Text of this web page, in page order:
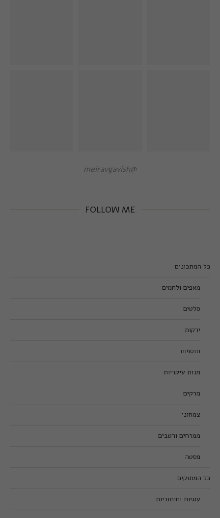
@meiravgavish
FOLLOW ME
כל המתכונים
מאפים ולחמים
סלטים
ירקות
תוספות
מנות עיקריות
מרקים
צמחוני
ממרחים ורטבים
פסטה
כל המתוקים
עוגיות וחיתוכיות